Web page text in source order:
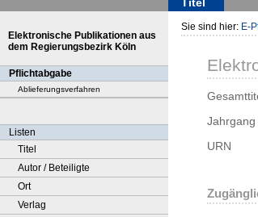
Elektronische Publikationen aus
dem Regierungsbezirk Köln
Pflichtabgabe
Ablieferungsverfahren
Listen
Titel
Autor / Beteiligte
Ort
Verlag
Sie sind hier: E-
Jahrgang
URN